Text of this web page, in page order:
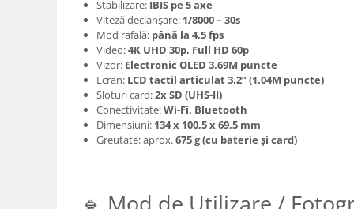
Recordere audio digitale
Acumulatori si baterii
Acumulatori Foto
Acumulatori AA/AAA (R6/R3)) si
Incarcatoare acumulatori Foto-
Tablete grafice
Stabilizare: IBIS pe 5 axe
Viteză declanșare: 1/8000 – 30s
Mod rafală: până la 4,5 fps
Video:4K UHD 30p, Full HD 60p
Vizor: Electronic OLED 3.69M puncte
Ecran: LCD tactil articulat 3.2” (1.04M puncte)
Sloturi card:2x SD (UHS-II)
Conectivitate:Wi-Fi, Bluetooth
Dimensiuni: 134 x 100,5 x 69,5 mm
Greutate: aprox.675 g (cu baterie și card)